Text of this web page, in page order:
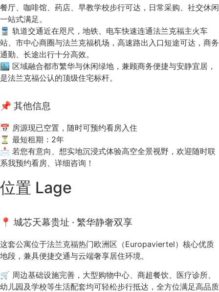
餐厅、咖啡馆、药店、早教学校步行可达，日常采购、社交休闲
一站式满足。
🚆 轨道交通近在咫尺，地铁、电车快速连通法兰克福主火车
站、市中心商圈与法兰克福机场，高速路出入口短途可达，商务
通勤、长途出行十分高效。
🏙 区域融合都市繁华与休闲绿地，兼顾商务便捷与安静宜居，
是法兰克福公认的顶级住宅标杆。
📌 其他信息
📅 房源现已空置，随时可预约看房入住
⏳ 最短租期：2年
📩 若您有意向、想实地沉浸式体验高空全景视野，欢迎随时联
系我预约看房、详细咨询！
位置 Lage
📍 城芯天幕贵址 · 繁华静奢双享
这套公寓位于法兰克福热门欧洲区（Europaviertel）核心优质
地段，兼具便捷交通与云端奢享居住环境。
🛒 周边基础设施完善，大型购物中心、商超餐饮、医疗诊所、
幼儿园及学校等生活配套均可轻松步行抵达，全方位满足高品质